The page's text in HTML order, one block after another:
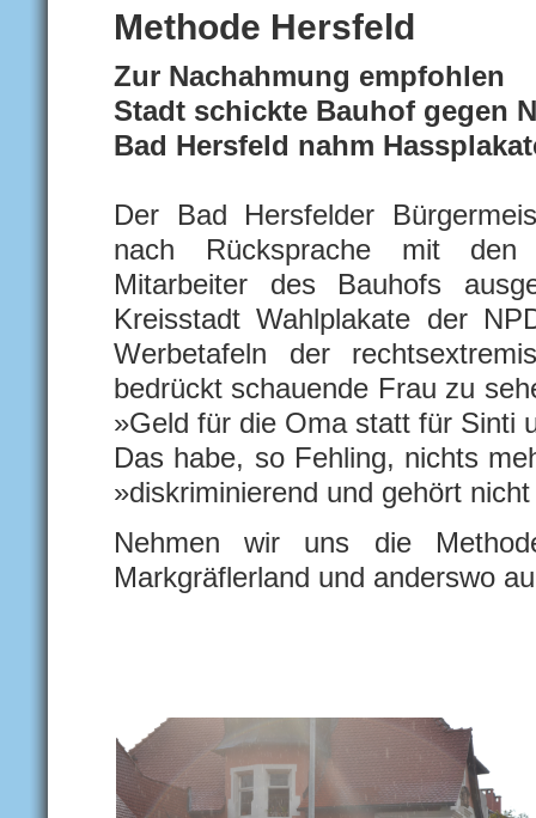
Methode Hersfeld
Zur Nachahmung empfohlen
Stadt schickte Bauhof gegen
Bad Hersfeld nahm
Der Bad Hersfelder
nach Rücksprache mit den
Mitarbeiter des Bauhofs
Kreisstadt Wahlplakate der
Werbetafeln der
bedrückt schauende Frau zu
»Geld für die Oma statt für Sinti
Das habe, so Fehling, nichts
»diskriminierend und gehört
Nehmen wir uns die
Markgräflerland und anderswo